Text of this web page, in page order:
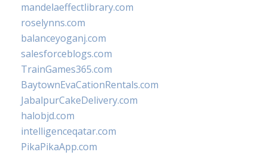
mandelaeffectlibrary.com
roselynns.com
balanceyoganj.com
salesforceblogs.com
TrainGames365.com
BaytownEvaCationRentals.com
JabalpurCakeDelivery.com
halobjd.com
intelligenceqatar.com
PikaPikaApp.com